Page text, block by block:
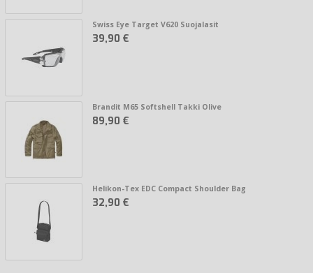
Swiss Eye Target V620 Suojalasit
39,90 €
Brandit M65 Softshell Takki Olive
89,90 €
Helikon-Tex EDC Compact Shoulder Bag
32,90 €